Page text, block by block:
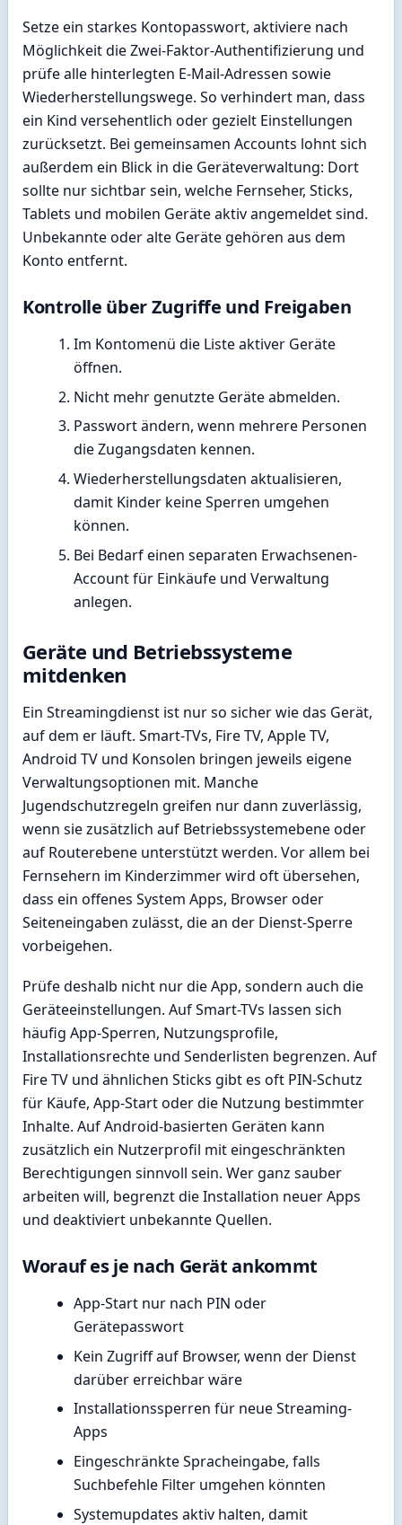
Setze ein starkes Kontopasswort, aktiviere nach
Möglichkeit die Zwei-Faktor-Authentifizierung und
prüfe alle hinterlegten E-Mail-Adressen sowie
Wiederherstellungswege. So verhindert man, dass
ein Kind versehentlich oder gezielt Einstellungen
zurücksetzt. Bei gemeinsamen Accounts lohnt sich
außerdem ein Blick in die Geräteverwaltung: Dort
sollte nur sichtbar sein, welche Fernseher, Sticks,
Tablets und mobilen Geräte aktiv angemeldet sind.
Unbekannte oder alte Geräte gehören aus dem
Konto entfernt.
Kontrolle über Zugriffe und Freigaben
Im Kontomenü die Liste aktiver Geräte
öffnen.
Nicht mehr genutzte Geräte abmelden.
Passwort ändern, wenn mehrere Personen
die Zugangsdaten kennen.
Wiederherstellungsdaten aktualisieren,
damit Kinder keine Sperren umgehen
können.
Bei Bedarf einen separaten Erwachsenen-
Account für Einkäufe und Verwaltung
anlegen.
Geräte und Betriebssysteme
mitdenken
Ein Streamingdienst ist nur so sicher wie das Gerät,
auf dem er läuft. Smart-TVs, Fire TV, Apple TV,
Android TV und Konsolen bringen jeweils eigene
Verwaltungsoptionen mit. Manche
Jugendschutzregeln greifen nur dann zuverlässig,
wenn sie zusätzlich auf Betriebssystemebene oder
auf Routerebene unterstützt werden. Vor allem bei
Fernsehern im Kinderzimmer wird oft übersehen,
dass ein offenes System Apps, Browser oder
Seiteneingaben zulässt, die an der Dienst-Sperre
vorbeigehen.
Prüfe deshalb nicht nur die App, sondern auch die
Geräteeinstellungen. Auf Smart-TVs lassen sich
häufig App-Sperren, Nutzungsprofile,
Installationsrechte und Senderlisten begrenzen. Auf
Fire TV und ähnlichen Sticks gibt es oft PIN-Schutz
für Käufe, App-Start oder die Nutzung bestimmter
Inhalte. Auf Android-basierten Geräten kann
zusätzlich ein Nutzerprofil mit eingeschränkten
Berechtigungen sinnvoll sein. Wer ganz sauber
arbeiten will, begrenzt die Installation neuer Apps
und deaktiviert unbekannte Quellen.
Worauf es je nach Gerät ankommt
App-Start nur nach PIN oder
Gerätepasswort
Kein Zugriff auf Browser, wenn der Dienst
darüber erreichbar wäre
Installationssperren für neue Streaming-
Apps
Eingeschränkte Spracheingabe, falls
Suchbefehle Filter umgehen könnten
Systemupdates aktiv halten, damit